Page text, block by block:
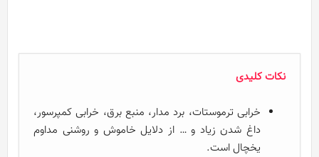
نکات کلیدی
خرابی ترموستات، برد مدار، منبع برق، خرابی کمپرسور،
داغ شدن زیاد و … از دلایل خاموش و روشنی مداوم
یخچال است.